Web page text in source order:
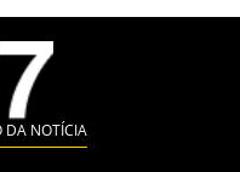
DA NOTÍCIA